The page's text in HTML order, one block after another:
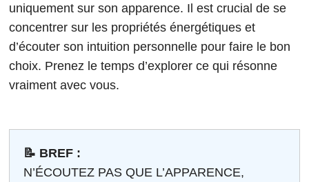
uniquement sur son apparence. Il est crucial de se
concentrer sur les propriétés énergétiques et
d’écouter son intuition personnelle pour faire le bon
choix. Prenez le temps d’explorer ce qui résonne
vraiment avec vous.
📝 BREF :
N’ÉCOUTEZ PAS QUE L’APPARENCE,